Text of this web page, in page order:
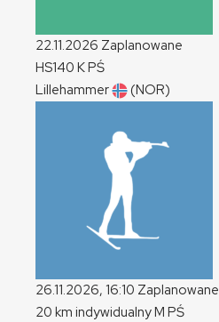
22.11.2026 Zaplanowane
HS140 KPŚ
Lillehammer
(NOR)
26.11.2026, 16:10 Zaplanowane
20 km indywidualnyM PŚ